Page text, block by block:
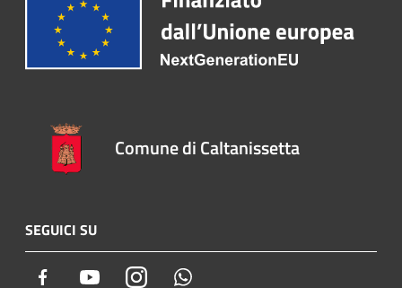
Comune di Caltanissetta
SEGUICI SU
Facebook YoutubeInstagram